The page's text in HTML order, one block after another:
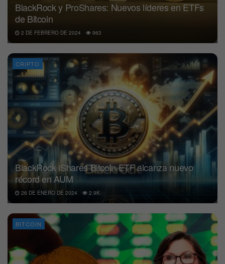
BlackRock y ProShares: Nuevos líderes en ETFs
de Bitcoin
2 DE FEBRERO DE 2024 963
CRIPTO
BlackRock iShares Bitcoin ETF alcanza nuevo
récord en AUM
26 DE ENERO DE 2024 2.9K
BITCOIN